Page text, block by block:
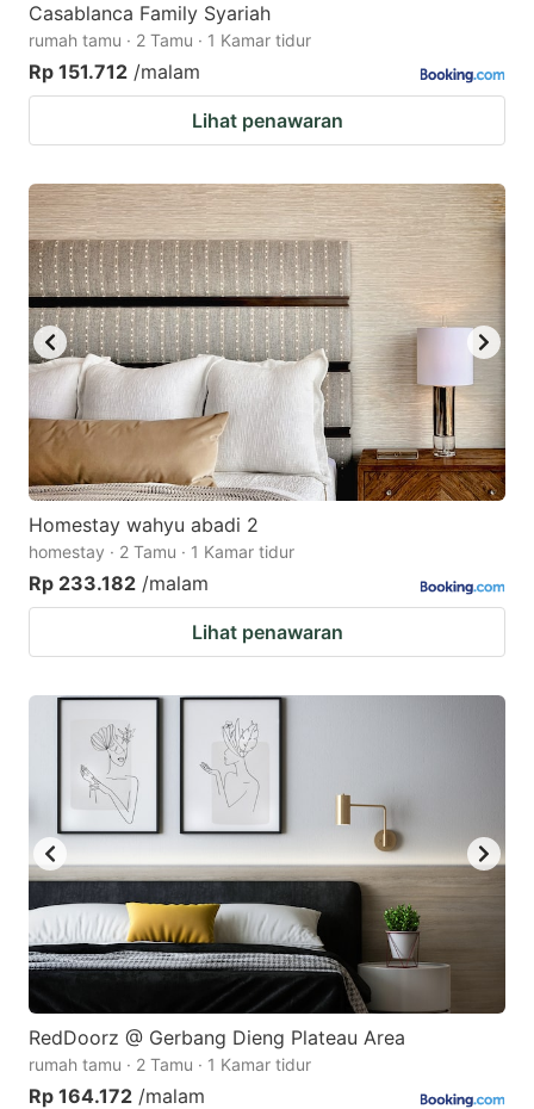
Casablanca Family Syariah
rumah tamu · 2 Tamu · 1 Kamar tidur
Rp 151.712 /malam
Lihat penawaran
Homestay wahyu abadi 2
homestay · 2 Tamu · 1 Kamar tidur
Rp 233.182 /malam
Lihat penawaran
RedDoorz @ Gerbang Dieng Plateau Area
rumah tamu · 2 Tamu · 1 Kamar tidur
Rp 164.172 /malam